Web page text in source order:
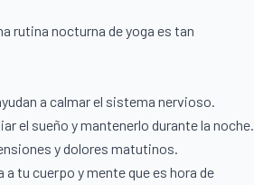
rutina nocturna de yoga es tan
a calmar el sistema nervioso.
el sueño y mantenerlo durante la noche.
y dolores matutinos.
tu cuerpo y mente que es hora de